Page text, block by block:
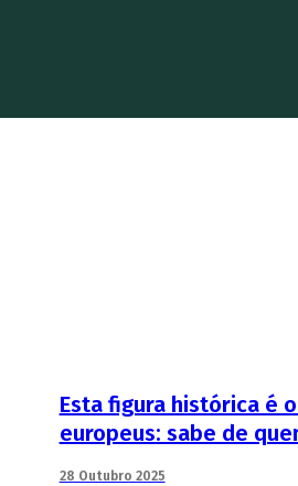
Esta figura histórica é
europeus: sabe de
28 Outubro 2025